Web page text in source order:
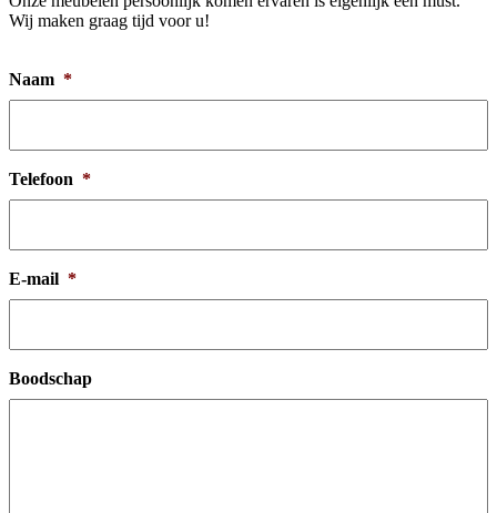
Wij maken graag tijd voor u!
Naam *
Telefoon *
E-mail *
Boodschap